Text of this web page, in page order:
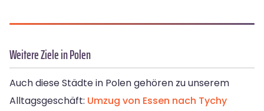
Weitere Ziele in Polen
Auch diese Städte in Polen gehören zu unserem
Alltagsgeschäft: Umzug von Essen nach Tychy